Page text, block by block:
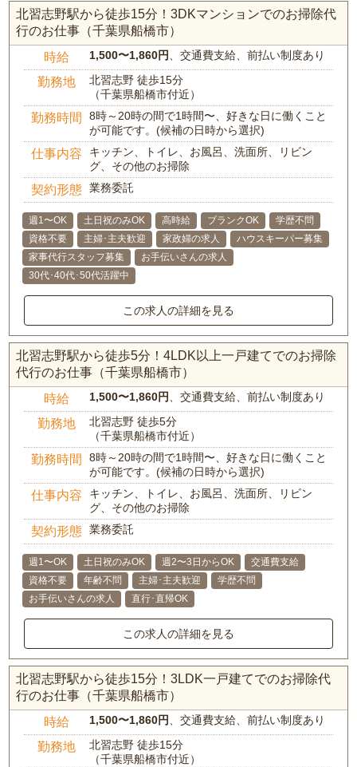
北習志野駅から徒歩15分！3DKマンションでのお掃除代
行のお仕事（千葉県船橋市）
時給 1,500〜1,860円、交通費支給、前払い制度あり
勤務地
北習志野 徒歩15分
（千葉県船橋市付近）
勤務時間
8時～20時の間で1時間〜、好きな日に働くこと
が可能です。(候補の日時から選択)
仕事内容
キッチン、トイレ、お風呂、洗面所、リビン
グ、その他のお掃除
契約形態 業務委託
週1〜OK 土日祝のみOK 高時給 ブランクOK
学歴不問
資格不要
主婦･主夫歓迎 家政婦の求人
ハウスキーパー募集
家事代行スタッフ募集
お手伝いさんの求人
30代･40代･50代活躍中
この求人の詳細を見る
北習志野駅から徒歩5分！4LDK以上一戸建てでのお掃除
代行のお仕事（千葉県船橋市）
時給 1,500〜1,860円、交通費支給、前払い制度あり
勤務地
北習志野 徒歩5分
（千葉県船橋市付近）
勤務時間
8時～20時の間で1時間〜、好きな日に働くこと
が可能です。(候補の日時から選択)
仕事内容
キッチン、トイレ、お風呂、洗面所、リビン
グ、その他のお掃除
契約形態 業務委託
週1〜OK 土日祝のみOK 週2〜3日からOK
交通費支給
資格不要
年齢不問 主婦･主夫歓迎
学歴不問
お手伝いさんの求人
直行･直帰OK
この求人の詳細を見る
北習志野駅から徒歩15分！3LDK一戸建てでのお掃除代
行のお仕事（千葉県船橋市）
時給 1,500〜1,860円、交通費支給、前払い制度あり
勤務地
北習志野 徒歩15分
（千葉県船橋市付近）